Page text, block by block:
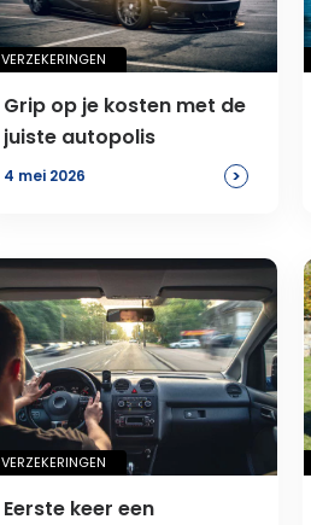
VERZEKERINGEN
Grip op je kosten met de
juiste autopolis
4 mei 2026 >
VERZEKERINGEN
Eerste keer een